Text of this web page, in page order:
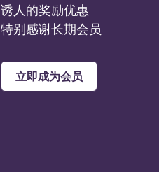
诱人的奖励优惠
特别感谢长期会员
立即成为会员